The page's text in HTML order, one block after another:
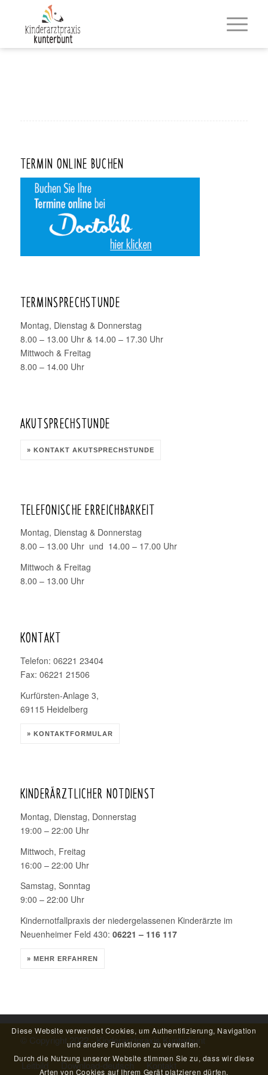
TERMIN ONLINE BUCHEN
TERMINSPRECHSTUNDE
Montag, Dienstag & Donnerstag
8.00 – 13.00 Uhr & 14.00 – 17.30 Uhr
Mittwoch & Freitag
8.00 – 14.00 Uhr
AKUTSPRECHSTUNDE
» KONTAKT AKUTSPRECHSTUNDE
TELEFONISCHE ERREICHBARKEIT
Montag, Dienstag & Donnerstag
8.00 – 13.00 Uhr und 14.00 – 17.00 Uhr
Mittwoch & Freitag
8.00 – 13.00 Uhr
KONTAKT
Telefon: 06221 23404
Fax: 06221 21506
Kurfürsten-Anlage 3,
69115 Heidelberg
» KONTAKTFORMULAR
KINDERÄRZTLICHER NOTDIENST
Montag, Dienstag, Donnerstag
19:00 – 22:00 Uhr
Mittwoch, Freitag
16:00 – 22:00 Uhr
Samstag, Sonntag
9:00 – 22:00 Uhr
Kindernotfallpraxis der niedergelassenen Kinderärzte im
Neuenheimer Feld 430: 06221 – 116 117
» MEHR ERFAHREN
© Copyright 2022 - Kinderarztpraxis Kunterbunt
Leitbild
Download-deutsch Kontakt
Diese Website verwendet Cookies, um Authentifizierung, Navigation
und andere Funktionen zu verwalten.
Durch die Nutzung unserer Website stimmen Sie zu, dass wir diese
Arten von Cookies auf Ihrem Gerät platzieren dürfen.